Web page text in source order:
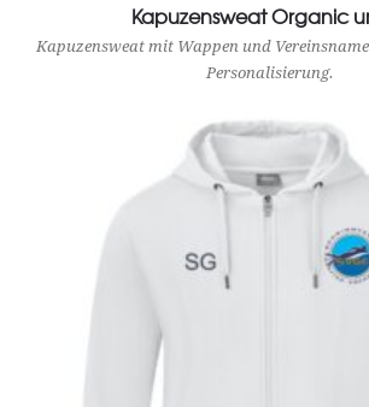
Kapuzensweat Organic
Kapuzensweat mit Wappen und
Personalisierung.